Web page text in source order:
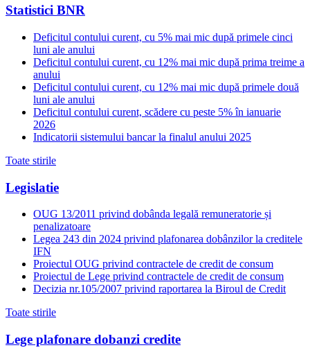
Statistici BNR
Deficitul contului curent, cu 5% mai mic după primele cinci
luni ale anului
Deficitul contului curent, cu 12% mai mic după prima treime a
anului
Deficitul contului curent, cu 12% mai mic după primele două
luni ale anului
Deficitul contului curent, scădere cu peste 5% în ianuarie
2026
Indicatorii sistemului bancar la finalul anului 2025
Toate stirile
Legislatie
OUG 13/2011 privind dobânda legală remuneratorie și
penalizatoare
Legea 243 din 2024 privind plafonarea dobânzilor la creditele
IFN
Proiectul OUG privind contractele de credit de consum
Proiectul de Lege privind contractele de credit de consum
Decizia nr.105/2007 privind raportarea la Biroul de Credit
Toate stirile
Lege plafonare dobanzi credite